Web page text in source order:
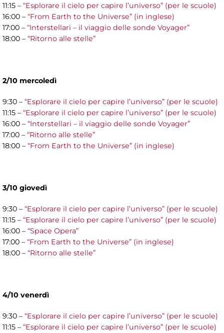
11:15 – “Esplorare il cielo per capire l’universo” (per le scuole)
16:00 – “From Earth to the Universe” (in inglese)
17:00 – “Interstellari – il viaggio delle sonde Voyager”
18:00 – “Ritorno alle stelle”
2/10 mercoledì
9:30 – “Esplorare il cielo per capire l’universo” (per le scuole)
11:15 – “Esplorare il cielo per capire l’universo” (per le scuole)
16:00 – “Interstellari – il viaggio delle sonde Voyager”
17:00 – “Ritorno alle stelle”
18:00 – “From Earth to the Universe” (in inglese)
3/10 giovedì
9:30 – “Esplorare il cielo per capire l’universo” (per le scuole)
11:15 – “Esplorare il cielo per capire l’universo” (per le scuole)
16:00 – “Space Opera”
17:00 – “From Earth to the Universe” (in inglese)
18:00 – “Ritorno alle stelle”
4/10 venerdì
9:30 – “Esplorare il cielo per capire l’universo” (per le scuole)
11:15 – “Esplorare il cielo per capire l’universo” (per le scuole)